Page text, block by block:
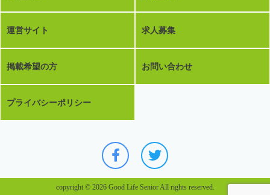
運営サイト 求人募集
掲載希望の方 お問い合わせ
プライバシーポリシー
copyright © 2026 Good Life Senior All rights reserved.